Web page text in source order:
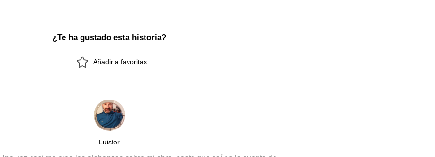
¿Te ha gustado esta historia?
Añadir a favoritas
Luisfer